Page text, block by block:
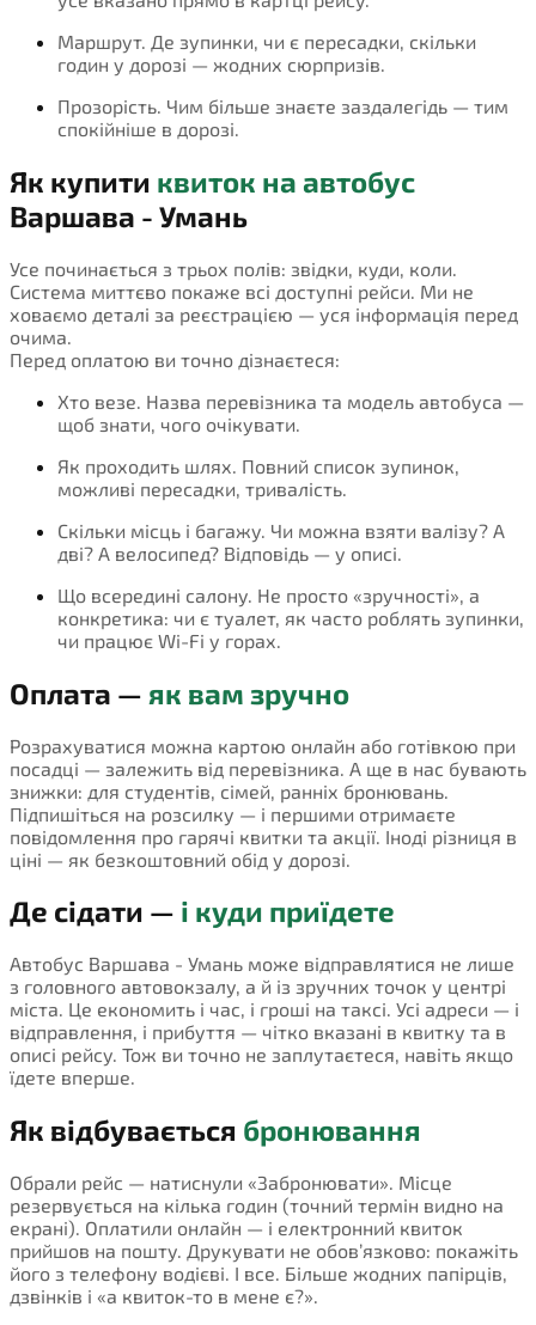
Маршрут. Де зупинки, чи є пересадки, скільки
годин у дорозі — жодних сюрпризів.
Прозорість. Чим більше знаєте заздалегідь — тим
спокійніше в дорозі.
Як купити квиток на автобус
Варшава - Умань
Усе починається з трьох полів: звідки, куди, коли.
Система миттєво покаже всі доступні рейси. Ми не
ховаємо деталі за реєстрацією — уся інформація перед
очима.
Перед оплатою ви точно дізнаєтеся:
Хто везе. Назва перевізника та модель автобуса —
щоб знати, чого очікувати.
Як проходить шлях. Повний список зупинок,
можливі пересадки, тривалість.
Скільки місць і багажу. Чи можна взяти валізу? А
дві? А велосипед? Відповідь — у описі.
Що всередині салону. Не просто «зручності», а
конкретика: чи є туалет, як часто роблять зупинки,
чи працює Wi-Fi у горах.
Оплата — як вам зручно
Розрахуватися можна картою онлайн або готівкою при
посадці — залежить від перевізника. А ще в нас бувають
знижки: для студентів, сімей, ранніх бронювань.
Підпишіться на розсилку — і першими отримаєте
повідомлення про гарячі квитки та акції. Іноді різниця в
ціні — як безкоштовний обід у дорозі.
Де сідати — і куди приїдете
Автобус Варшава - Умань може відправлятися не лише
з головного автовокзалу, а й із зручних точок у центрі
міста. Це економить і час, і гроші на таксі. Усі адреси — і
відправлення, і прибуття — чітко вказані в квитку та в
описі рейсу. Тож ви точно не заплутаєтеся, навіть якщо
їдете вперше.
Як відбувається бронювання
Обрали рейс — натиснули «Забронювати». Місце
резервується на кілька годин (точний термін видно на
екрані). Оплатили онлайн — і електронний квиток
прийшов на пошту. Друкувати не обов’язково: покажіть
його з телефону водієві. І все. Більше жодних папірців,
дзвінків і «а квиток-то в мене є?».